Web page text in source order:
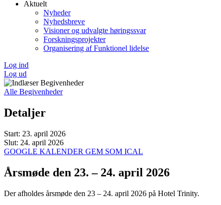
Aktuelt
Nyheder
Nyhedsbreve
Visioner og udvalgte høringssvar
Forskningsprojekter
Organisering af Funktionel lidelse
Log ind
Log ud
Alle Begivenheder
Detaljer
Start: 23. april 2026
Slut: 24. april 2026
GOOGLE KALENDER GEM SOM ICAL
Årsmøde den 23. – 24. april 2026
Der afholdes årsmøde den 23 – 24. april 2026 på Hotel Trinity.